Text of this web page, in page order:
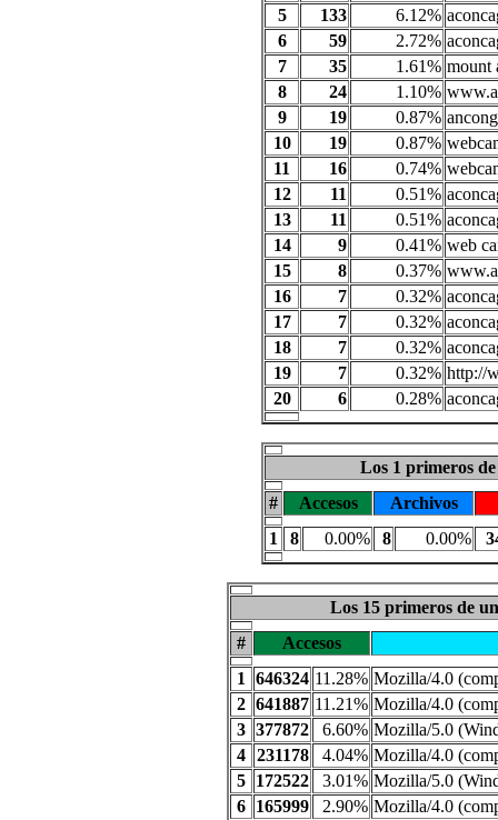
5
133 6.12%
6
59 2.72%
7
35 1.61% mount
8
24 1.10%
9
19 0.87%
10
19 0.87%
11
16 0.74%
12
11 0.51%
13
11 0.51%
14
9 0.41% web
15
8 0.37%
16
7 0.32%
17
7 0.32%
18
7 0.32%
19
7 0.32% http://
20
6 0.28%
Los 1 primeros
#
Accesos
Archivos
1
8 0.00% 8 0.00%
Los 15 primeros de
#
Accesos
1
646324 11.28% Mozilla/4.0
2 641887 11.21% Mozilla/4.0
3 377872 6.60% Mozilla/5.0
4
231178 4.04% Mozilla/4.0
5
172522 3.01% Mozilla/5.0
6
165999 2.90% Mozilla/4.0